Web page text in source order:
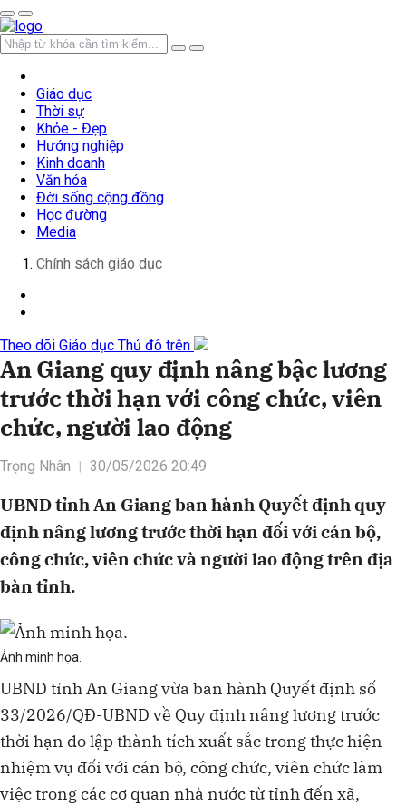
Giáo dục
Thời sự
Khỏe - Đẹp
Hướng nghiệp
Kinh doanh
Văn hóa
Đời sống cộng đồng
Học đường
Media
Chính sách giáo dục
Theo dõi Giáo dục Thủ đô trên
An Giang quy định nâng bậc lương
trước thời hạn với công chức, viên
chức, người lao động
Trọng Nhân 30/05/2026 20:49
UBND tỉnh An Giang ban hành Quyết định quy
định nâng lương trước thời hạn đối với cán bộ,
công chức, viên chức và người lao động trên địa
bàn tỉnh.
Ảnh minh họa.
UBND tỉnh An Giang vừa ban hành Quyết định số
33/2026/QĐ-UBND về Quy định nâng lương trước
thời hạn do lập thành tích xuất sắc trong thực hiện
nhiệm vụ đối với cán bộ, công chức, viên chức làm
việc trong các cơ quan nhà nước từ tỉnh đến xã,